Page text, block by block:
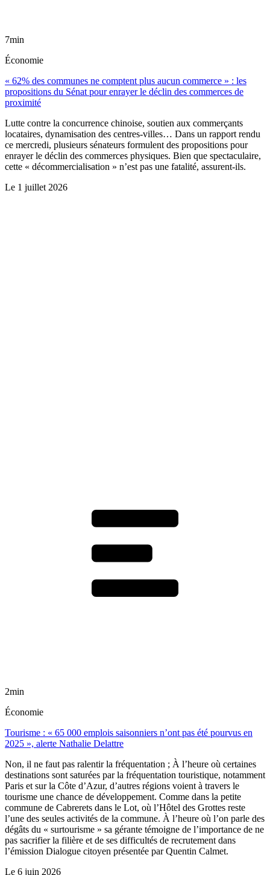
7min
Économie
« 62% des communes ne comptent plus aucun commerce » : les
propositions du Sénat pour enrayer le déclin des commerces de
proximité
Lutte contre la concurrence chinoise, soutien aux commerçants
locataires, dynamisation des centres-villes… Dans un rapport rendu
ce mercredi, plusieurs sénateurs formulent des propositions pour
enrayer le déclin des commerces physiques. Bien que spectaculaire,
cette « décommercialisation » n’est pas une fatalité, assurent-ils.
Le 1 juillet 2026
2min
Économie
Tourisme : « 65 000 emplois saisonniers n’ont pas été pourvus en
2025 », alerte Nathalie Delattre
Non, il ne faut pas ralentir la fréquentation ; À l’heure où certaines
destinations sont saturées par la fréquentation touristique, notamment
Paris et sur la Côte d’Azur, d’autres régions voient à travers le
tourisme une chance de développement. Comme dans la petite
commune de Cabrerets dans le Lot, où l’Hôtel des Grottes reste
l’une des seules activités de la commune. À l’heure où l’on parle des
dégâts du « surtourisme » sa gérante témoigne de l’importance de ne
pas sacrifier la filière et de ses difficultés de recrutement dans
l’émission Dialogue citoyen présentée par Quentin Calmet.
Le 6 juin 2026